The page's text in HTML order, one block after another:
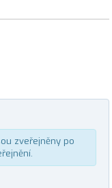
zveřejněny po